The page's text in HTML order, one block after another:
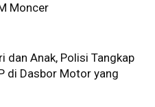
Moncer
dan Anak, Polisi Tangkap
di Dasbor Motor yang